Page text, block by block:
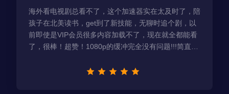
海外看电视剧总看不了，这个加速器实在太及时了，陪
孩子在北美读书，get到了新技能，无聊时追个剧，以
前即使是VIP会员很多内容加载不了，现在就全都能看
了，很棒！超赞！1080p的缓冲完全没有问题!!!简直救